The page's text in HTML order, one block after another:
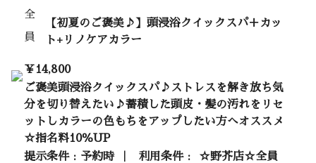
全
員
【初夏のご褒美♪】頭浸浴クイックスパ＋カッ
ト+リノケアカラー
￥14,800
ご褒美頭浸浴クイックスパ♪ストレスを解き放ち気
分を切り替えたい♪蓄積した頭皮・髪の汚れをリセ
ットしカラーの色もちをアップしたい方へオススメ
☆指名料10％UP
提示条件 : 予約時 ｜ 利用条件 : ☆野芥店☆全員